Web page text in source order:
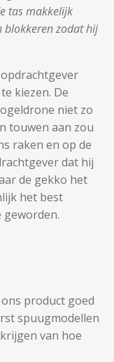
tas makkelijk
blokkeren zodat hij
kiezen. De
niet zo
touwen aan zou
raken en op de
dat hij
de gekko het
het best
geworden.
product goed
spuugmodellen
van hoe